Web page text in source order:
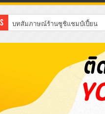
บทสัมภาษณ์ร้านซูชิแชมป์เปี้ยน